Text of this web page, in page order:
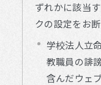
ずれかに該当
クの設定をお
学校法人立
教職員の誹
含んだウェ